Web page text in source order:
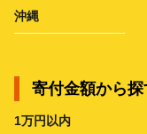
沖縄
寄付金額から探
1万円以内